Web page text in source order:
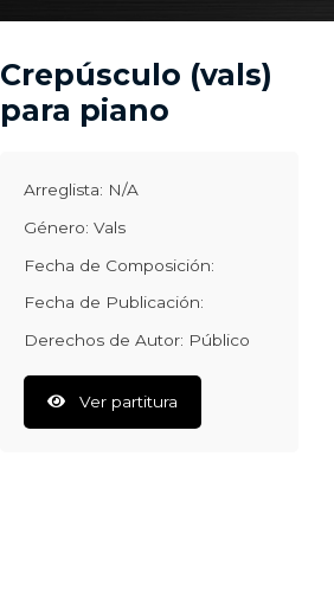
Crepúsculo (vals)
para piano
Arreglista: N/A
Género: Vals
Fecha de Composición:
Fecha de Publicación:
Derechos de Autor: Público
Ver partitura